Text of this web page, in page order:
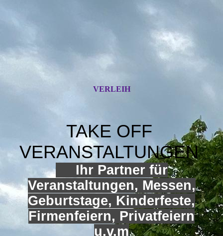
VERLEIH
TAKE OFF
VERANSTALTUNGEN
Ihr Partner für
Veranstaltungen, Messen,
Geburtstage, Kinderfeste,
Firmenfeiern, Privatfeiern
u.v.m